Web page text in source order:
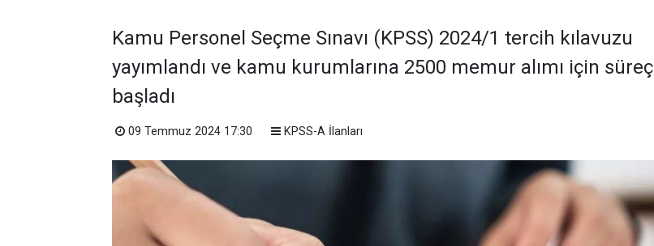
Kamu Personel Seçme Sınavı (KPSS) 2024/1 tercih kılavuzu
yayımlandı ve kamu kurumlarına 2500 memur alımı için süreç
başladı
09 Temmuz 2024 17:30 KPSS-A İlanları